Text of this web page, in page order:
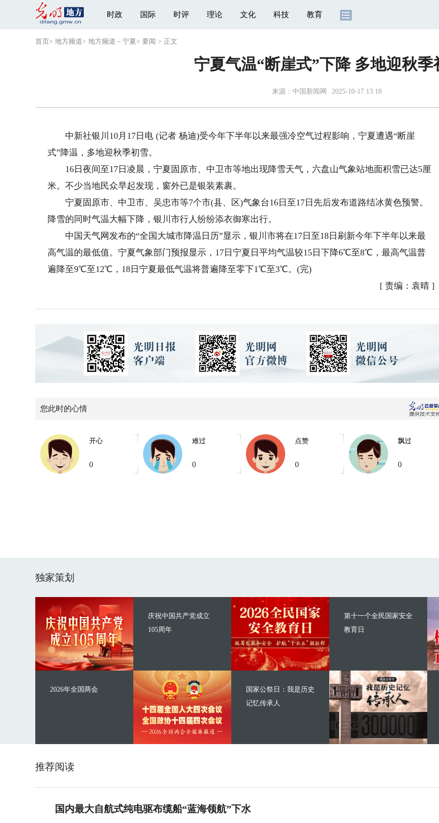
时政 国际 时评 理论 文化 科技 教育
首页 > 地方频道> 地方频道－宁夏 > 要闻 > 正文
宁夏气温“断崖式”下降 多地迎秋季
来源： 中国新闻网 2025-10-17 13:18
中新社银川10月17日电 (记者 杨迪)受今年下半年以来最强冷空气过程影响，宁夏遭遇“断崖
式”降温，多地迎秋季初雪。
16日夜间至17日凌晨，宁夏固原市、中卫市等地出现降雪天气，六盘山气象站地面积雪已达5厘
米。不少当地民众早起发现，窗外已是银装素裹。
宁夏固原市、中卫市、吴忠市等7个市(县、区)气象台16日至17日先后发布道路结冰黄色预警。
降雪的同时气温大幅下降，银川市行人纷纷添衣御寒出行。
中国天气网发布的“全国大城市降温日历”显示，银川市将在17日至18日刷新今年下半年以来最
高气温的最低值。宁夏气象部门预报显示，17日宁夏日平均气温较15日下降6℃至8℃，最高气温普
遍降至9℃至12℃，18日宁夏最低气温将普遍降至零下1℃至3℃。(完)
[ 责编：袁晴 ]
您此时的心情
开心
0
难过
0
点赞
0
飘过
0
独家策划
庆祝中国共产党成立
105周年
2026年全国两会
第十一个全民国家安全
教育日
国家公祭日：我是历史
记忆传承人
推荐阅读
国内最大自航式纯电驱布缆船“蓝海领航”下水